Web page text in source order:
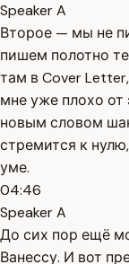
Speaker A
Второе — мы не
пишем полотно
там в Cover
мне уже плохо
новым словом
стремится к
уме.
04:46
Speaker A
До сих пор ещё
Ванессу. И вот